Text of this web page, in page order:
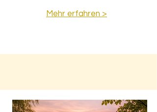
Mehr erfahren >